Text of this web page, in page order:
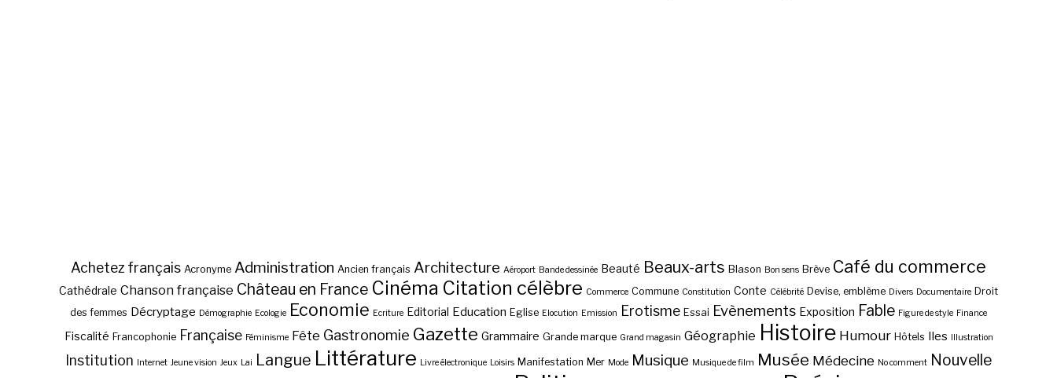
Achetez français Acronyme Administration Ancien français Architecture Aéroport Bande dessinée Beauté Beaux-arts Blason Bon sens Brève Café du commerce
Cathédrale Chanson française Château en France Cinéma Citation célèbre Commerce Commune Constitution Conte Célébrité Devise, emblème Divers Documentaire Droit
des femmes Décryptage Démographie Ecologie Economie Ecriture Editorial Education Eglise Elocution Emission Erotisme Essai Evènements Exposition Fable Figure de style Finance
Fiscalité Francophonie Française Féminisme Fête Gastronomie Gazette Grammaire Grande marque Grand magasin Géographie Histoire Humour Hôtels Iles Illustration
Institution Internet Jeune vision Jeux Lai Langue Littérature Livre électronique Loisirs Manifestation Mer Mode Musique Musique de film Musée Médecine No comment Nouvelle